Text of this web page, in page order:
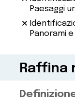
Paesaggi
Panorami
Raffina